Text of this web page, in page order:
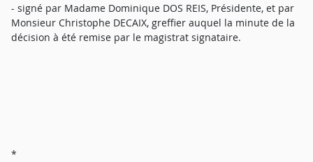
- signé par Madame Dominique DOS REIS, Présidente, et par
Monsieur Christophe DECAIX, greffier auquel la minute de la
décision à été remise par le magistrat signataire.
*